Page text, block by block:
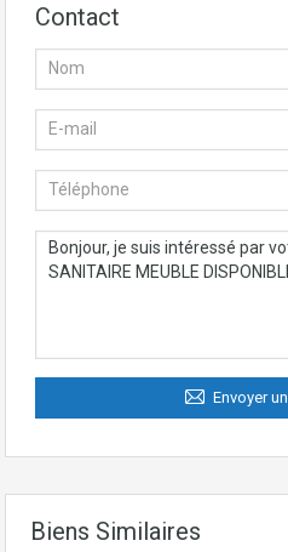
Contact
Envoyer
Biens Similaires